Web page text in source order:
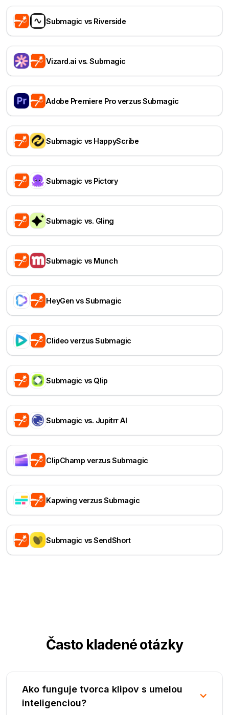
Submagic vs Riverside
Vizard.ai vs. Submagic
Adobe Premiere Pro verzus Submagic
Submagic vs HappyScribe
Submagic vs Pictory
Submagic vs. Gling
Submagic vs Munch
HeyGen vs Submagic
Clideo verzus Submagic
Submagic vs Qlip
Submagic vs. Jupitrr AI
ClipChamp verzus Submagic
Kapwing verzus Submagic
Submagic vs SendShort
Často kladené otázky
Ako funguje tvorca klipov s umelou
inteligenciou?